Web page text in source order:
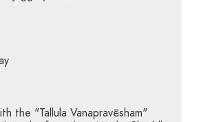
the "Tallula Vanapravēsham"